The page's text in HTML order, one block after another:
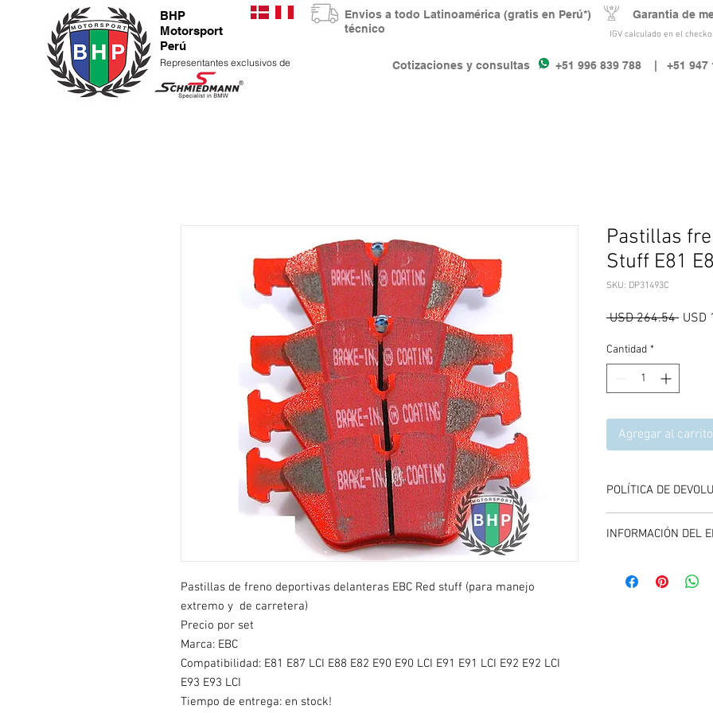
IGV calculado en el
BHP
Motorsport
Perú
Representantes exclusivos de Cotizaciones y consultas +51 996 839 788 | +51 947
Envios a todo Latinoamérica (gratis en Perú*) Garantia de
técnico
Pastillas de freno deportivas delanteras EBC Red stuff (para manejo
extremo y de carretera)
Precio por set
Marca: EBC
Compatibilidad: E81 E87 LCI E88 E82 E90 E90 LCI E91 E91 LCI E92 E92 LCI
E93 E93 LCI
Tiempo de entrega: en stock!
Pastillas
Stuff E81
SKU: DP31493C
USD 264.54 Precio
USD
Cantidad *
Agregar al carrito
POLÍTICA DE
compra del producto,
INFORMACIÓN DEL
carrito de compras,